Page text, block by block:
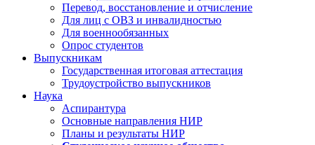
Перевод, восстановление и отчисление
Для лиц с ОВЗ и инвалидностью
Для военнообязанных
Опрос студентов
Выпускникам
Государственная итоговая аттестация
Трудоустройство выпускников
Наука
Аспирантура
Основные направления НИР
Планы и результаты НИР